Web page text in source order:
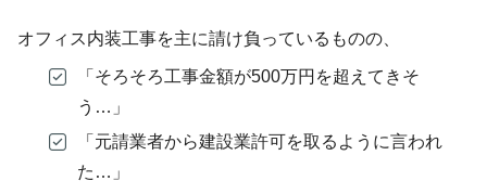
オフィス内装工事を主に請け負っているものの、
「そろそろ工事金額が500万円を超えてきそ
う…」
「元請業者から建設業許可を取るように言われ
た…」